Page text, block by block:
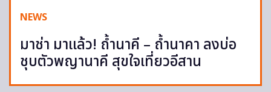
NEWS
มาช่า มาแล้ว! ถ้ำนาคี – ถ้ำนาคา ลงบ่อ
ชุบตัวพญานาคี สุขใจเที่ยวอีสาน